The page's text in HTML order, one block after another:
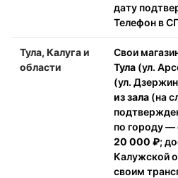
дату
Телефон в
Тула, Калуга и
области
Свои
Тула (ул.
(ул.
из зала (на
по городу —
20 000 ₽;
Калужской
своим